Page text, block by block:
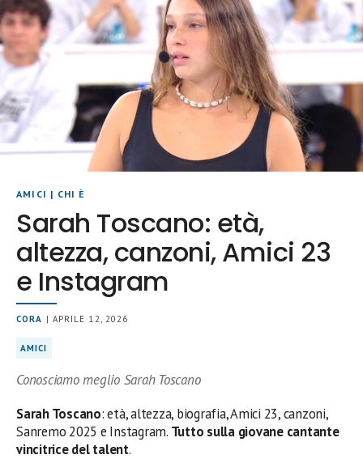
AMICI | CHI È
Sarah Toscano: età,
altezza, canzoni, Amici 23
e Instagram
CORA | APRILE 12, 2026
AMICI
Conosciamo meglio Sarah Toscano
Sarah Toscano: età, altezza, biografia, Amici 23, canzoni,
Sanremo 2025 e Instagram. Tutto sulla giovane cantante
vincitrice del talent.